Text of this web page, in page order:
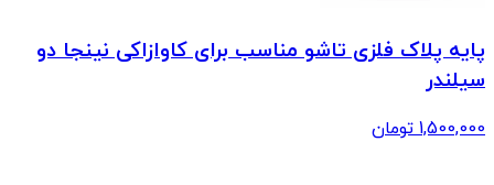
پایه پلاک فلزی تاشو مناسب برای کاوازاکی نینجا دو
سیلندر
1,500,000 تومان